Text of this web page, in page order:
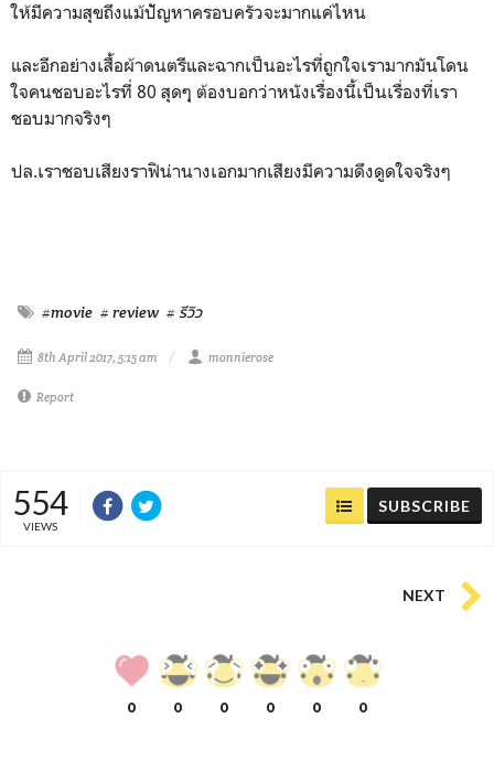
ให้มีความสุขถึงแม้ปััญหาครอบครัวจะมากแค่ไหน
และอีกอย่างเสื้อผ้าดนตรีและฉากเป็นอะไรที่ถูกใจเรามากมันโดน
ใจคนชอบอะไรที่ 80 สุดๆุ ต้องบอกว่าหนังเรื่องนี้เป็นเรื่องที่เรา
ชอบมากจริงๆ
ปล.เราชอบเสียงราฟิน่านางเอกมากเสียงมีความดึงดูดใจจริงๆ
#movie # review # รีวิว
8th April 2017, 5:15 am monnierose
Report
554
VIEWS
SUBSCRIBE
NEXT
0 0 0 0 0 0